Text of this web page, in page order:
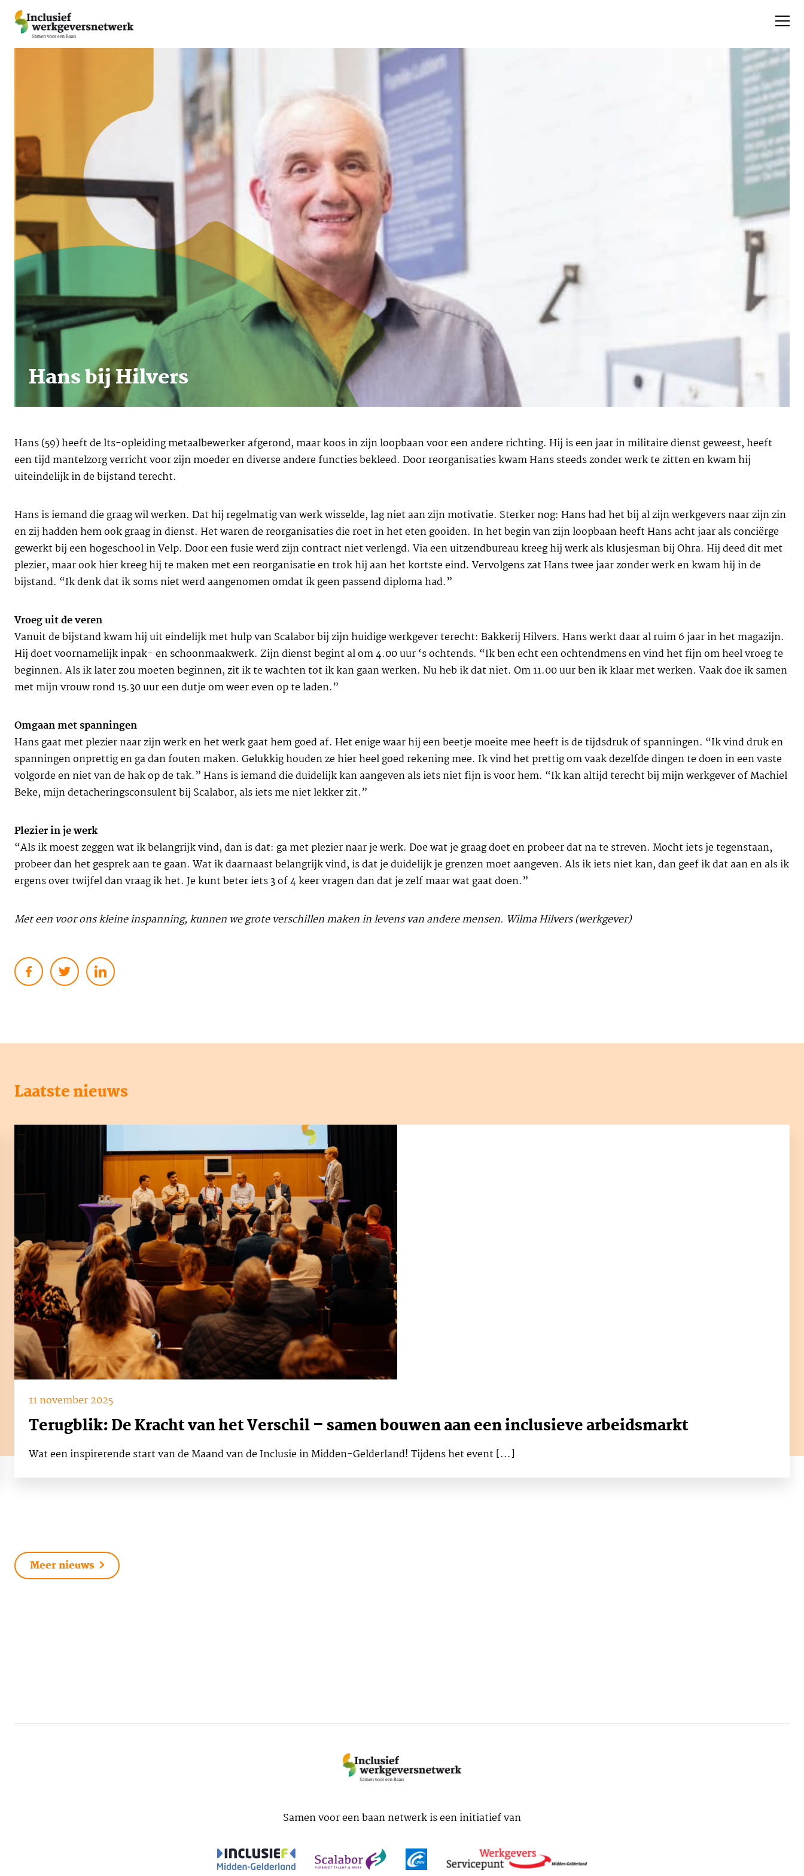
Hans bij Hilvers
Hans (59) heeft de lts-opleiding metaalbewerker afgerond, maar koos in zijn loopbaan voor een andere richting. Hij is een jaar in militaire dienst geweest, heeft
een tijd mantelzorg verricht voor zijn moeder en diverse andere functies bekleed. Door reorganisaties kwam Hans steeds zonder werk te zitten en kwam hij
uiteindelijk in de bijstand terecht.
Hans is iemand die graag wil werken. Dat hij regelmatig van werk wisselde, lag niet aan zijn motivatie. Sterker nog: Hans had het bij al zijn werkgevers naar zijn zin
en zij hadden hem ook graag in dienst. Het waren de reorganisaties die roet in het eten gooiden. In het begin van zijn loopbaan heeft Hans acht jaar als conciërge
gewerkt bij een hogeschool in Velp. Door een fusie werd zijn contract niet verlengd. Via een uitzendbureau kreeg hij werk als klusjesman bij Ohra. Hij deed dit met
plezier, maar ook hier kreeg hij te maken met een reorganisatie en trok hij aan het kortste eind. Vervolgens zat Hans twee jaar zonder werk en kwam hij in de
bijstand. “Ik denk dat ik soms niet werd aangenomen omdat ik geen passend diploma had.”
Vroeg uit de veren
Vanuit de bijstand kwam hij uit eindelijk met hulp van Scalabor bij zijn huidige werkgever terecht: Bakkerij Hilvers. Hans werkt daar al ruim 6 jaar in het magazijn.
Hij doet voornamelijk inpak- en schoonmaakwerk. Zijn dienst begint al om 4.00 uur ‘s ochtends. “Ik ben echt een ochtendmens en vind het fijn om heel vroeg te
beginnen. Als ik later zou moeten beginnen, zit ik te wachten tot ik kan gaan werken. Nu heb ik dat niet. Om 11.00 uur ben ik klaar met werken. Vaak doe ik samen
met mijn vrouw rond 15.30 uur een dutje om weer even op te laden.”
Omgaan met spanningen
Hans gaat met plezier naar zijn werk en het werk gaat hem goed af. Het enige waar hij een beetje moeite mee heeft is de tijdsdruk of spanningen. “Ik vind druk en
spanningen onprettig en ga dan fouten maken. Gelukkig houden ze hier heel goed rekening mee. Ik vind het prettig om vaak dezelfde dingen te doen in een vaste
volgorde en niet van de hak op de tak.” Hans is iemand die duidelijk kan aangeven als iets niet fijn is voor hem. “Ik kan altijd terecht bij mijn werkgever of Machiel
Beke, mijn detacheringsconsulent bij Scalabor, als iets me niet lekker zit.”
Plezier in je werk
“Als ik moest zeggen wat ik belangrijk vind, dan is dat: ga met plezier naar je werk. Doe wat je graag doet en probeer dat na te streven. Mocht iets je tegenstaan,
probeer dan het gesprek aan te gaan. Wat ik daarnaast belangrijk vind, is dat je duidelijk je grenzen moet aangeven. Als ik iets niet kan, dan geef ik dat aan en als ik
ergens over twijfel dan vraag ik het. Je kunt beter iets 3 of 4 keer vragen dan dat je zelf maar wat gaat doen.”
Met een voor ons kleine inspanning, kunnen we grote verschillen maken in levens van andere mensen. Wilma Hilvers (werkgever)
Laatste nieuws
11 november 2025
Terugblik: De Kracht van het Verschil – samen bouwen aan een inclusieve arbeidsmarkt
Wat een inspirerende start van de Maand van de Inclusie in Midden-Gelderland! Tijdens het event [...]
Meer nieuws
Samen voor een baan netwerk is een initiatief van